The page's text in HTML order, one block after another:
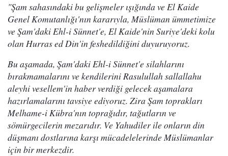
"Şam sahasındaki bu gelişmeler ışığında ve El Kaide
Genel Komutanlığı'nın kararıyla, Müslüman ümmetimize
ve Şam'daki Ehl-i Sünnet'e, El Kaide'nin Suriye'deki kolu
olan Hurras ed Din'in feshedildiğini duyuruyoruz.
Bu aşamada, Şam'daki Ehl-i Sünnet'e silahlarını
bırakmamalarını ve kendilerini Rasulullah sallallahu
aleyhi vesellem'in haber verdiği gelecek aşamalara
hazırlamalarını tavsiye ediyoruz. Zira Şam toprakları
Melhame-i Kübra'nın toprağıdır, tağutların ve
sömürgecilerin mezarıdır. Ve Yahudiler ile onların din
düşmanı dostlarına karşı mücadelelerinde Müslümanlar
için bir merkezdir.